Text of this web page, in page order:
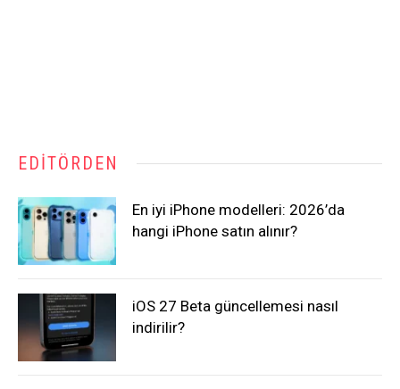
EDITÖRDEN
En iyi iPhone modelleri: 2026’da
hangi iPhone satın alınır?
iOS 27 Beta güncellemesi nasıl
indirilir?